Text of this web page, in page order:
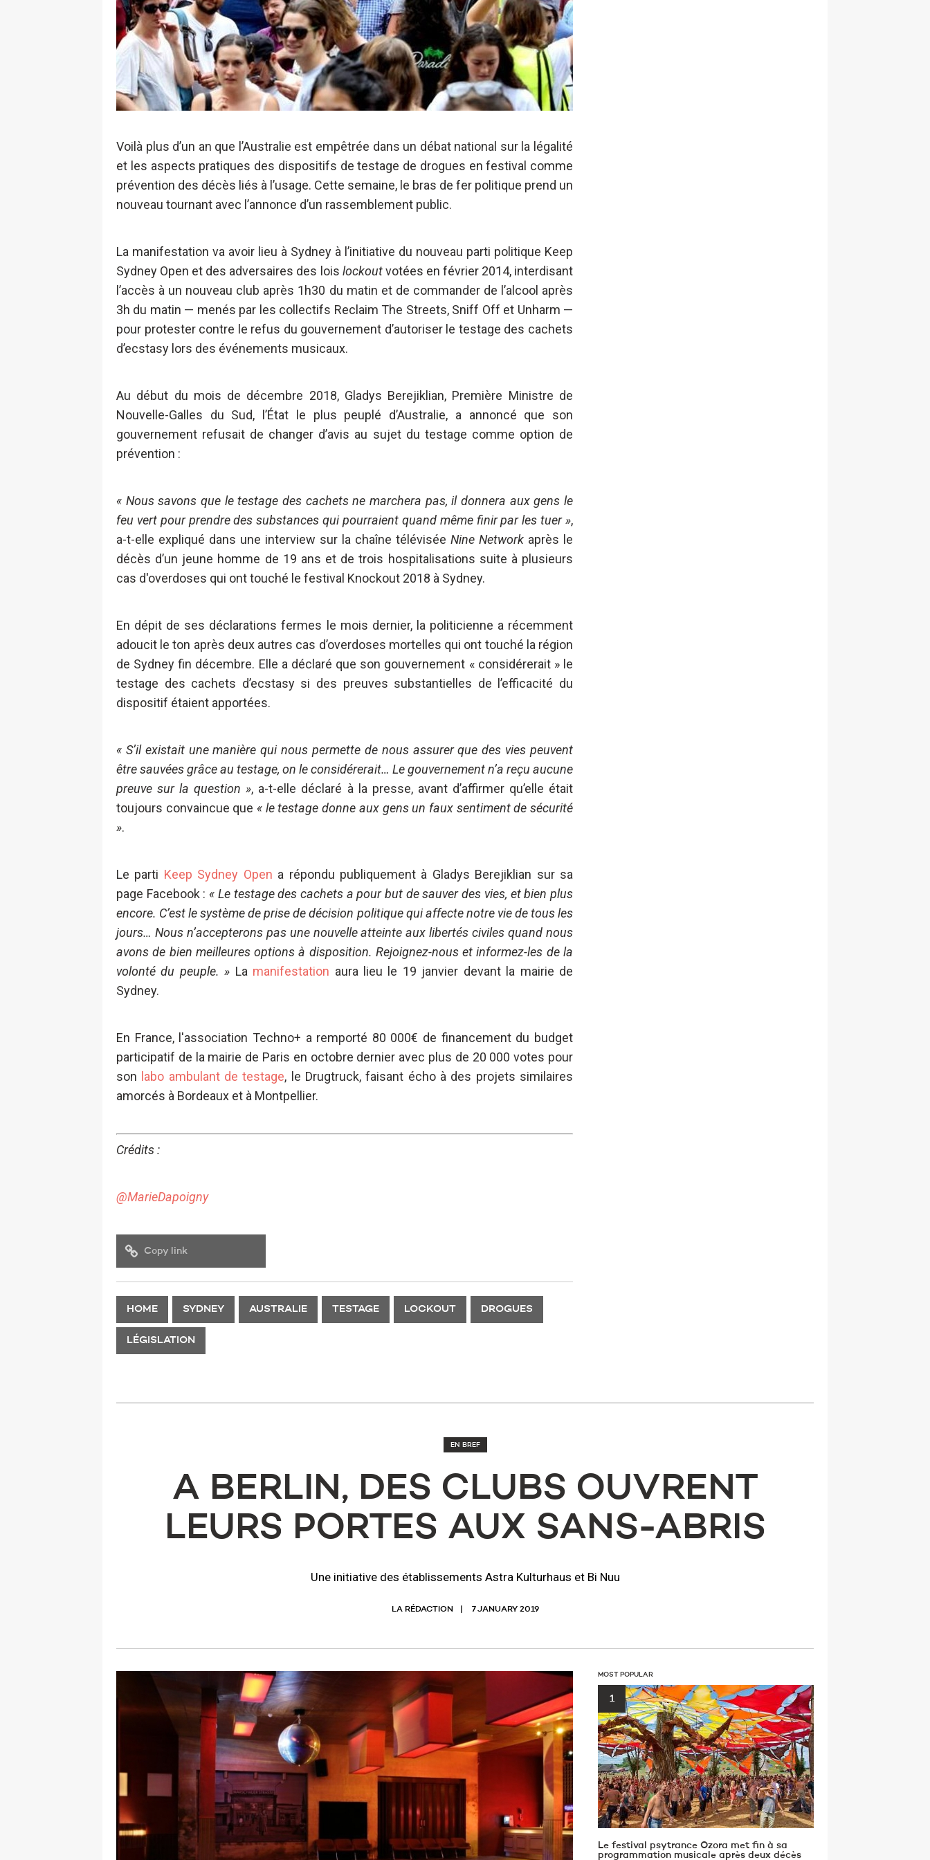
Voilà plus d’un an que l’Australie est empêtrée dans un débat national sur la légalité
et les aspects pratiques des dispositifs de testage de drogues en festival comme
prévention des décès liés à l’usage. Cette semaine, le bras de fer politique prend un
nouveau tournant avec l’annonce d’un rassemblement public.
La manifestation va avoir lieu à Sydney à l’initiative du nouveau parti politique Keep
Sydney Open et des adversaires des lois lockoutvotées en février 2014, interdisant
l’accès à un nouveau club après 1h30 du matin et de commander de l’alcool après
3h du matin — menés par les collectifs Reclaim The Streets, Sniff Off et Unharm —
pour protester contre le refus du gouvernement d’autoriser le testage des cachets
d’ecstasy lors des événements musicaux.
Au début du mois de décembre 2018, Gladys Berejiklian, Première Ministre de
Nouvelle-Galles du Sud, l’État le plus peuplé d’Australie, a annoncé que son
gouvernement refusait de changer d’avis au sujet du testage comme option de
prévention :
« Nous savons que le testage des cachets ne marchera pas, il donnera aux gens le
feu vert pour prendre des substances qui pourraient quand même finir par les tuer »,
a-t-elle expliqué dans une interview sur la chaîne télévisée Nine Network après le
décès d’un jeune homme de 19 ans et de trois hospitalisations suite à plusieurs
cas d'overdoses qui ont touché le festival Knockout 2018 à Sydney.
En dépit de ses déclarations fermes le mois dernier, la politicienne a récemment
adoucit le ton après deux autres cas d’overdoses mortelles qui ont touché la région
de Sydney fin décembre. Elle a déclaré que son gouvernement « considérerait » le
testage des cachets d’ecstasy si des preuves substantielles de l’efficacité du
dispositif étaient apportées.
« S’il existait une manière qui nous permette de nous assurer que des vies peuvent
être sauvées grâce au testage, on le considérerait… Le gouvernement n’a reçu aucune
preuve sur la question », a-t-elle déclaré à la presse, avant d’affirmer qu’elle était
toujours convaincue que « le testage donne aux gens un faux sentiment de sécurité
».
Le parti Keep Sydney Open a répondu publiquement à Gladys Berejiklian sur sa
page Facebook : « Le testage des cachets a pour but de sauver des vies, et bien plus
encore. C’est le système de prise de décision politique qui affecte notre vie de tous les
jours… Nous n’accepterons pas une nouvelle atteinte aux libertés civiles quand nous
avons de bien meilleures options à disposition. Rejoignez-nous et informez-les de la
volonté du peuple. » La manifestation aura lieu le 19 janvier devant la mairie de
Sydney.
En France, l'association Techno+ a remporté 80 000€ de financement du budget
participatif de la mairie de Paris en octobre dernier avec plus de 20 000 votes pour
son labo ambulant de testage, le Drugtruck, faisant écho à des projets similaires
amorcés à Bordeaux et à Montpellier.
Crédits :
@MarieDapoigny
Copy link
HOME SYDNEY AUSTRALIE TESTAGE LOCKOUT DROGUES
LÉGISLATION
EN BREF
A BERLIN, DES CLUBS OUVRENT
LEURS PORTES AUX SANS-ABRIS
Une initiative des établissements Astra Kulturhaus et Bi Nuu
LA RÉDACTION 7 JANUARY 2019
MOST POPULAR
1
Le festival psytrance Ozora met fin à sa
programmation musicale après deux décès